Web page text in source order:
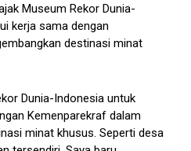
Museum Rekor Dunia-
kerja sama dengan
destinasi minat
Dunia-Indonesia untuk
Kemenparekraf dalam
minat khusus. Seperti desa